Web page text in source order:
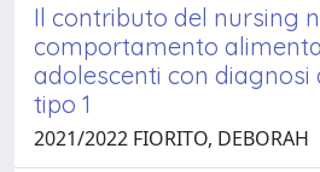
Il contributo del nursing
comportamento
adolescenti con diagnosi
tipo 1
2021/2022 FIORITO, DEBORAH